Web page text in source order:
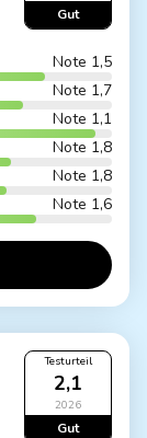
Gut
Note 1,5
Note 1,7
Note 1,1
Note 1,8
Note 1,8
Note 1,6
Testurteil
2,1
2026
Gut